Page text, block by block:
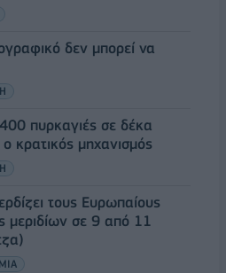
δεν μπορεί να
πυρκαγιές σε δέκα
κρατικός μηχανισμός
τους Ευρωπαίους
μεριδίων σε 9 από 11